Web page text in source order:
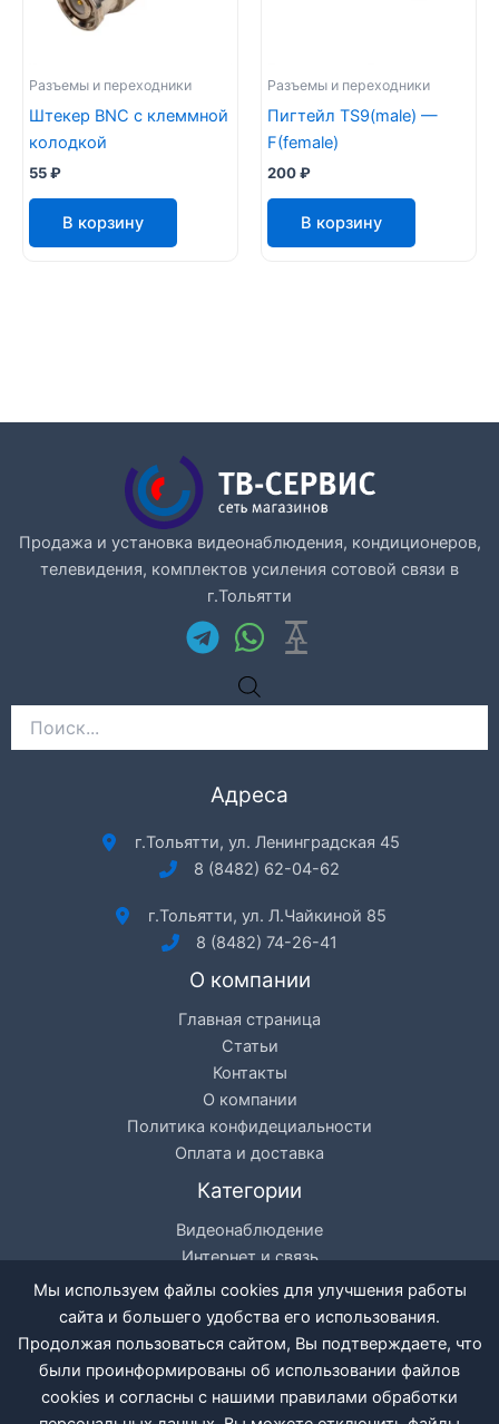
Разъемы и переходники
Штекер BNC с клеммной
колодкой
55₽
В корзину
Разъемы и переходники
Пигтейл TS9(male) —
F(female)
200₽
В корзину
Продажа и установка видеонаблюдения, кондиционеров,
телевидения, комплектов усиления сотовой связи в
г.Тольятти
товаров
Адреса
г.Тольятти, ул. Ленинградская 45
8 (8482) 62-04-62
г.Тольятти, ул. Л.Чайкиной 85
8 (8482) 74-26-41
О компании
Главная страница
Статьи
Контакты
О компании
Политика конфидециальности
Оплата и доставка
Категории
Видеонаблюдение
Интернет и связь
Цифровое телевидение
Кондиционеры
Разное
Мы используем файлы cookies для улучшения работы
сайта и большего удобства его использования.
Продолжая пользоваться сайтом, Вы подтверждаете, что
были проинформированы об использовании файлов
cookies и согласны с нашими правилами обработки